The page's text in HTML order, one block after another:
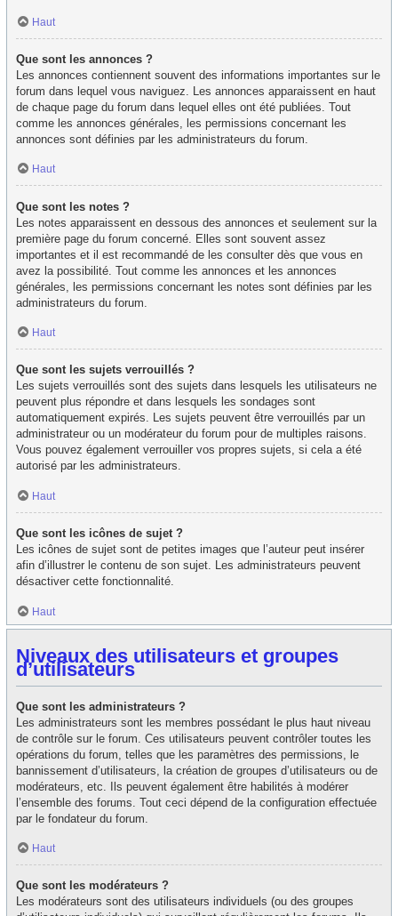
Haut
Que sont les annonces ?
Les annonces contiennent souvent des informations importantes sur le
forum dans lequel vous naviguez. Les annonces apparaissent en haut
de chaque page du forum dans lequel elles ont été publiées. Tout
comme les annonces générales, les permissions concernant les
annonces sont définies par les administrateurs du forum.
Haut
Que sont les notes ?
Les notes apparaissent en dessous des annonces et seulement sur la
première page du forum concerné. Elles sont souvent assez
importantes et il est recommandé de les consulter dès que vous en
avez la possibilité. Tout comme les annonces et les annonces
générales, les permissions concernant les notes sont définies par les
administrateurs du forum.
Haut
Que sont les sujets verrouillés ?
Les sujets verrouillés sont des sujets dans lesquels les utilisateurs ne
peuvent plus répondre et dans lesquels les sondages sont
automatiquement expirés. Les sujets peuvent être verrouillés par un
administrateur ou un modérateur du forum pour de multiples raisons.
Vous pouvez également verrouiller vos propres sujets, si cela a été
autorisé par les administrateurs.
Haut
Que sont les icônes de sujet ?
Les icônes de sujet sont de petites images que l’auteur peut insérer
afin d’illustrer le contenu de son sujet. Les administrateurs peuvent
désactiver cette fonctionnalité.
Haut
Niveaux des utilisateurs et groupes
d’utilisateurs
Que sont les administrateurs ?
Les administrateurs sont les membres possédant le plus haut niveau
de contrôle sur le forum. Ces utilisateurs peuvent contrôler toutes les
opérations du forum, telles que les paramètres des permissions, le
bannissement d’utilisateurs, la création de groupes d’utilisateurs ou de
modérateurs, etc. Ils peuvent également être habilités à modérer
l’ensemble des forums. Tout ceci dépend de la configuration effectuée
par le fondateur du forum.
Haut
Que sont les modérateurs ?
Les modérateurs sont des utilisateurs individuels (ou des groupes